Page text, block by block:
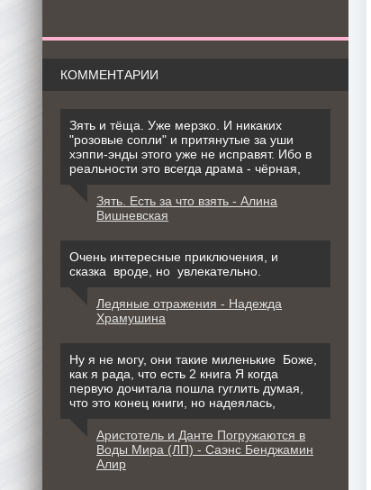
КОММЕНТАРИИ
Зять и тёща. Уже мерзко. И никаких
"розовые сопли" и притянутые за уши
хэппи-энды этого уже не исправят. Ибо в
реальности это всегда драма - чёрная,
Зять. Есть за что взять - Алина
Вишневская
Очень интересные приключения, и
сказка вроде, но увлекательно.
Ледяные отражения - Надежда
Храмушина
Ну я не могу, они такие миленькие Боже,
как я рада, что есть 2 книга Я когда
первую дочитала пошла гуглить думая,
что это конец книги, но надеялась,
Аристотель и Данте Погружаются в
Воды Мира (ЛП) - Саэнс Бенджамин
Алир